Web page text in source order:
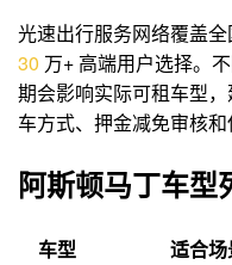
光速出行服务网络覆盖全
30 万+ 高端用户选择。
期会影响实际可租车型
车方式、押金减免审核和
阿斯顿马丁车型
车型 适合场